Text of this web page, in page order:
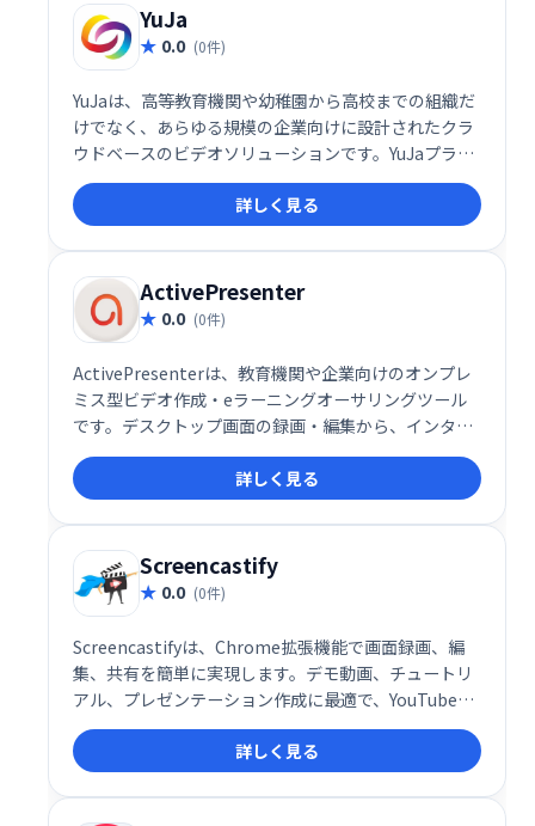
YuJa
0.0 (0件)
YuJaは、高等教育機関や幼稚園から高校までの組織だ
けでなく、あらゆる規模の企業向けに設計されたクラ
ウドベースのビデオソリューションです。YuJaプラッ
トフォームには、デジタル会議、仮想教室、ビデオ管
理、デスクトップ録音、さらに多くのコラボレーショ
ンおよび学習ツールが含まれています。
詳しく見る
ActivePresenter
0.0 (0件)
ActivePresenterは、教育機関や企業向けのオンプレ
ミス型ビデオ作成・eラーニングオーサリングツール
です。デスクトップ画面の録画・編集から、インタラ
クティブなHTML5コンテンツ作成まで、幅広い機能を
提供します。オーディオ/ビデオ編集機能も充実してお
り、Mac/Windows両対応で作成したコンテンツはあ
らゆるモバイルデバイスで共有可能です。効率的なe
ラーニングコンテンツ制作を実現します。
詳しく見る
Screencastify
0.0 (0件)
Screencastifyは、Chrome拡張機能で画面録画、編
集、共有を簡単に実現します。デモ動画、チュートリ
アル、プレゼンテーション作成に最適で、YouTubeへ
の公開やGoogleドライブでの共有、MP3/MP4へのエ
クスポートも可能です。学校、カスタマーサポート、
営業チームなど、幅広い用途でご利用いただけます。
詳しく見る